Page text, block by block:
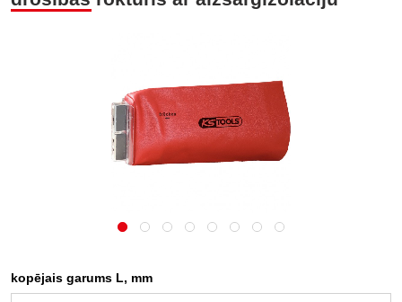
kopējais garums L, mm